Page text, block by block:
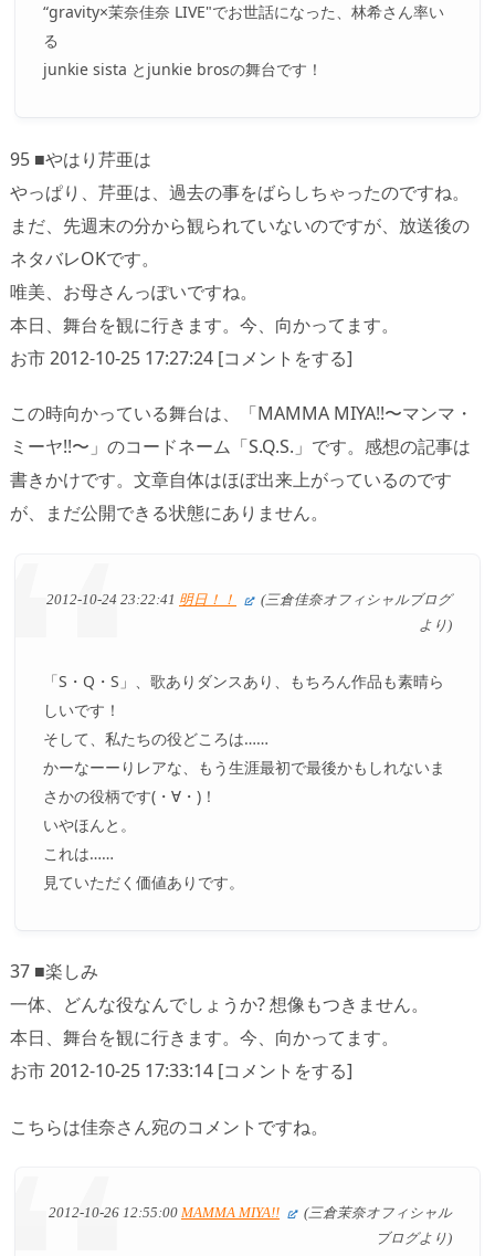
“gravity×茉奈佳奈 LIVE"でお世話になった、林希さん率い
る
junkie sista とjunkie brosの舞台です！
95 ■やはり芹亜は
やっぱり、芹亜は、過去の事をばらしちゃったのですね。
まだ、先週末の分から観られていないのですが、放送後の
ネタバレOKです。
唯美、お母さんっぽいですね。
本日、舞台を観に行きます。今、向かってます。
お市 2012-10-25 17:27:24 [コメントをする]
この時向かっている舞台は、「MAMMA MIYA!!〜マンマ・
ミーヤ!!〜」のコードネーム「S.Q.S.」です。感想の記事は
書きかけです。文章自体はほぼ出来上がっているのです
が、まだ公開できる状態にありません。
2012-10-24 23:22:41 明日！！
(三倉佳奈オフィシャルブログ
より)
「S・Q・S」、歌ありダンスあり、もちろん作品も素晴ら
しいです！
そして、私たちの役どころは……
かーなーーりレアな、もう生涯最初で最後かもしれないま
さかの役柄です(・∀・)！
いやほんと。
これは……
見ていただく価値ありです。
37 ■楽しみ
一体、どんな役なんでしょうか? 想像もつきません。
本日、舞台を観に行きます。今、向かってます。
お市 2012-10-25 17:33:14 [コメントをする]
こちらは佳奈さん宛のコメントですね。
2012-10-26 12:55:00 MAMMA MIYA!!
(三倉茉奈オフィシャル
ブログより)